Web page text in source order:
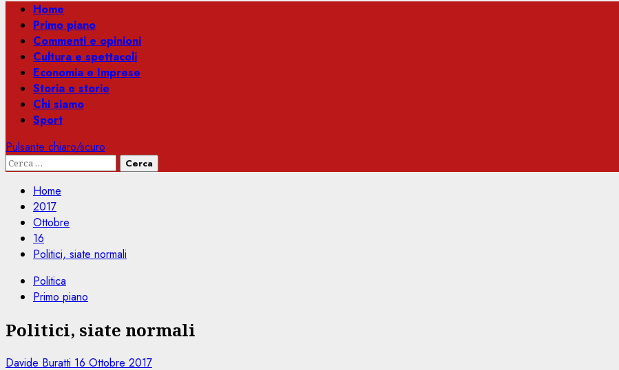
Menu
principale
Home
Primo piano
Commenti e opinioni
Cultura e spettacoli
Economia e Imprese
Storia e storie
Chi siamo
Sport
Pulsante chiaro/scuro
Ricerca
Home
2017
Ottobre
16
Politici, siate normali
Politica
Primo piano
Politici, siate normali
Davide Buratti 16 Ottobre 2017